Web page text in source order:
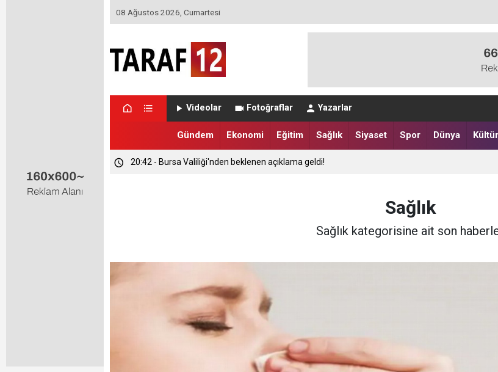
08 Ağustos 2026, Cumartesi
Videolar Fotoğraflar Yazarlar
Gündem Ekonomi Eğitim Sağlık Siyaset Spor Dünya Kültür
20:42 - Bursa Valiliği'nden beklenen açıklama geldi!
Sağlık
Sağlık kategorisine ait son